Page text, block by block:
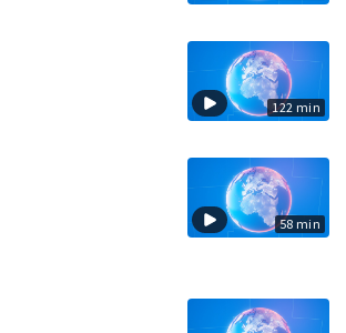
122 min
58 min